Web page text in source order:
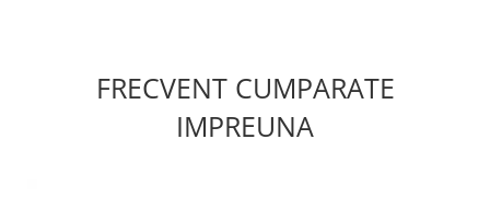
FRECVENT CUMPARATE
IMPREUNA